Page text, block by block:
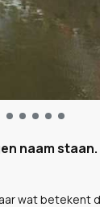
naam
wat